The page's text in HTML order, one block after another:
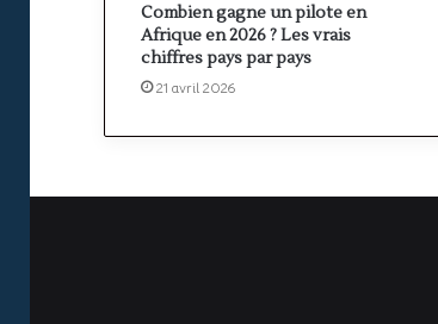
Combien gagne un pilote en
Afrique en 2026 ? Les vrais
chiffres pays par pays
21 avril 2026